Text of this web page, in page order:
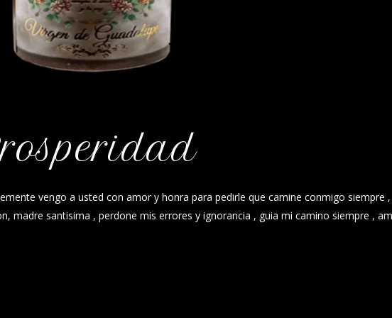
vengo a usted con amor y honra para pedirle que camine conmigo siempre ,
madre santisima , perdone mis errores y ignorancia , guia mi camino siempre ,